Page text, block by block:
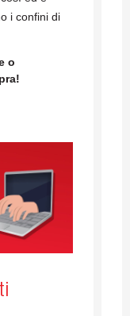
i confini di
o